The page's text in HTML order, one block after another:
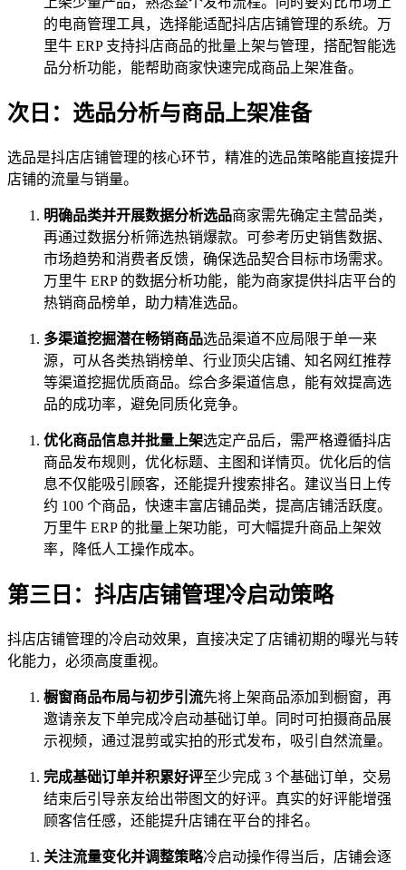
的电商管理工具，选择能适配抖店店铺管理的系统。万
里牛 ERP 支持抖店商品的批量上架与管理，搭配智能选
品分析功能，能帮助商家快速完成商品上架准备。
次日：选品分析与商品上架准备
选品是抖店店铺管理的核心环节，精准的选品策略能直接提升
店铺的流量与销量。
明确品类并开展数据分析选品商家需先确定主营品类，
再通过数据分析筛选热销爆款。可参考历史销售数据、
市场趋势和消费者反馈，确保选品契合目标市场需求。
万里牛 ERP 的数据分析功能，能为商家提供抖店平台的
热销商品榜单，助力精准选品。
多渠道挖掘潜在畅销商品选品渠道不应局限于单一来
源，可从各类热销榜单、行业顶尖店铺、知名网红推荐
等渠道挖掘优质商品。综合多渠道信息，能有效提高选
品的成功率，避免同质化竞争。
优化商品信息并批量上架选定产品后，需严格遵循抖店
商品发布规则，优化标题、主图和详情页。优化后的信
息不仅能吸引顾客，还能提升搜索排名。建议当日上传
约 100 个商品，快速丰富店铺品类，提高店铺活跃度。
万里牛 ERP 的批量上架功能，可大幅提升商品上架效
率，降低人工操作成本。
第三日：抖店店铺管理冷启动策略
抖店店铺管理的冷启动效果，直接决定了店铺初期的曝光与转
化能力，必须高度重视。
橱窗商品布局与初步引流先将上架商品添加到橱窗，再
邀请亲友下单完成冷启动基础订单。同时可拍摄商品展
示视频，通过混剪或实拍的形式发布，吸引自然流量。
完成基础订单并积累好评至少完成 3 个基础订单，交易
结束后引导亲友给出带图文的好评。真实的好评能增强
顾客信任感，还能提升店铺在平台的排名。
关注流量变化并调整策略冷启动操作得当后，店铺会逐